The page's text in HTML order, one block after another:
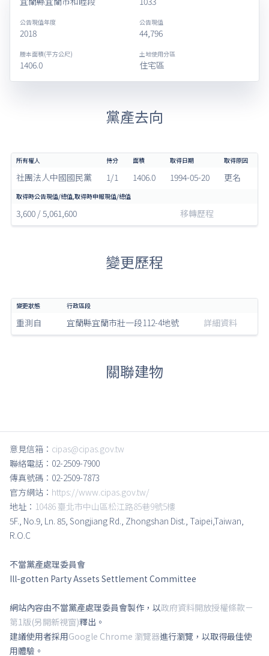
公告現值年度
2018
公告現值
44,796
謄本面積(平方公尺)
1406.0
土地使用分區
住宅區
黨產去向
社團法人中國國民黨 1/1 1406.0 1994-05-20 更名
3,600 / 5,061,600 移轉歷程
變更歷程
重測自 宜蘭縣宜蘭市壯一段112-4地號 詳細資料
關聯建物
意見信箱： cipas@cipas.gov.tw
聯絡電話：02-2509-7900
傳真號碼：02-2509-7873
官方網站： https://www.cipas.gov.tw/
地址： 10486 臺北市中山區松江路85巷9號5樓
5F., No.9, Ln. 85, Songjiang Rd., Zhongshan Dist., Taipei,Taiwan,
R.O.C
不當黨產處理委員會
Ill-gotten Party Assets Settlement Committee
網站內容由不當黨產處理委員會製作，以政府資料開放授權條款－
第1版(另開新視窗)釋出。
建議使用者採用Google Chrome 瀏覽器進行瀏覽，以取得最佳使
用體驗。